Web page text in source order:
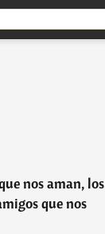
nos aman, los
que nos